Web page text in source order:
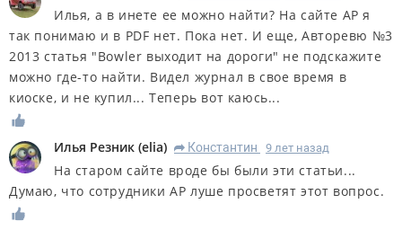
Илья, а в инете ее можно найти? На сайте АР я
так понимаю и в PDF нет. Пока нет. И еще, Авторевю №3
2013 статья "Bowler выходит на дороги" не подскажите
можно где-то найти. Видел журнал в свое время в
киоске, и не купил... Теперь вот каюсь...
Илья Резник (elia) R Константин 9 лет назад
На старом сайте вроде бы были эти статьи...
Думаю, что сотрудники АР луше просветят этот вопрос.